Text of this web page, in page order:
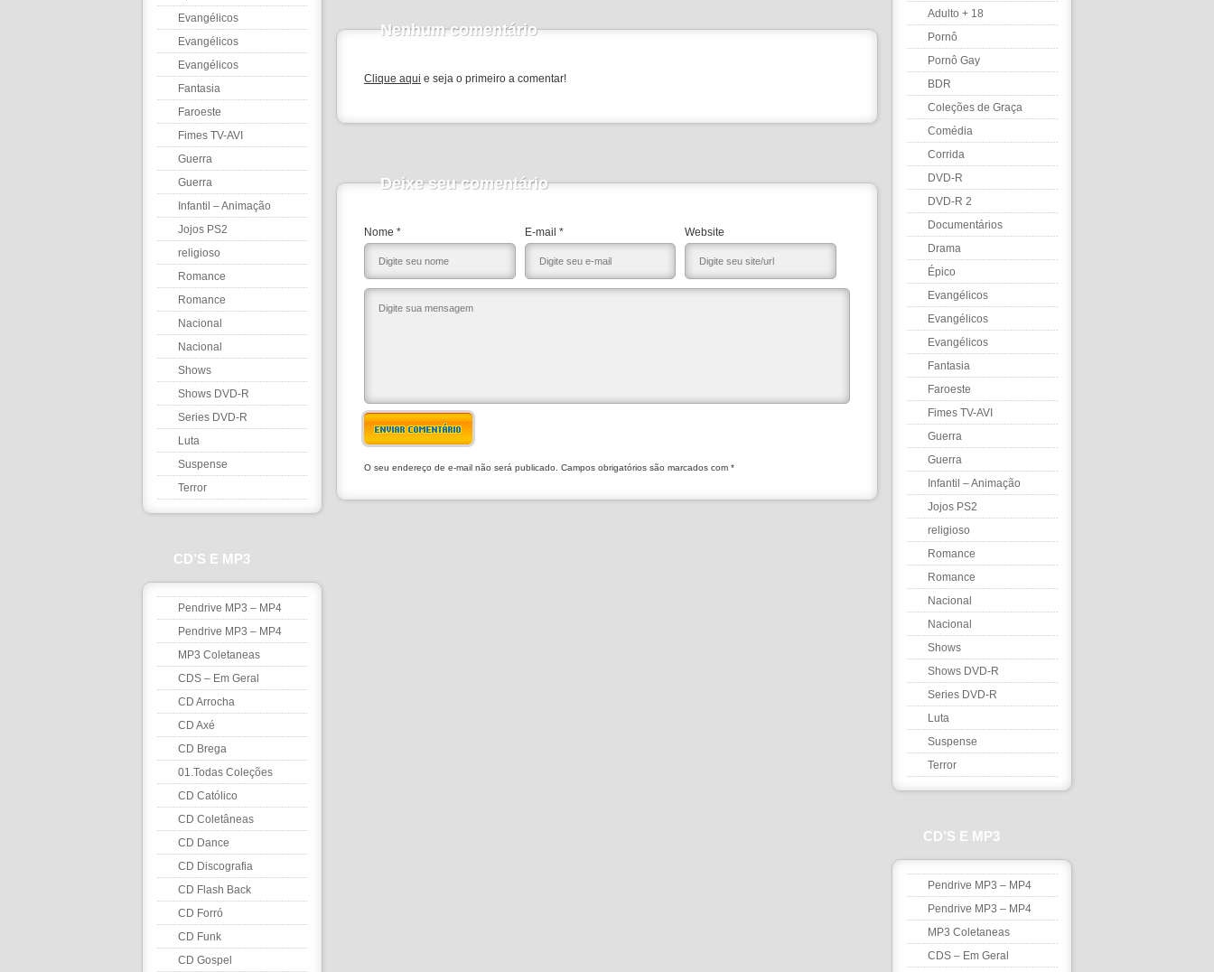
Evangélicos
Evangélicos
Evangélicos
Fantasia
Faroeste
Fimes TV-AVI
Guerra
Guerra
Infantil – Animação
Jojos PS2
religioso
Romance
Romance
Nacional
Nacional
Shows
Shows DVD-R
Series DVD-R
Luta
Suspense
Terror
CD’S E MP3
Pendrive MP3 – MP4
Pendrive MP3 – MP4
MP3 Coletaneas
CDS – Em Geral
CD Arrocha
CD Axé
CD Brega
01.Todas Coleções
CD Católico
CD Coletâneas
CD Dance
CD Discografia
CD Flash Back
CD Forró
CD Funk
CD Gospel
Nenhum comentário
Clique aqui e seja o primeiro a comentar!
Deixe seu comentário
Nome * E-mail * Website
ENVIAR COMENTÁRIO
O seu endereço de e-mail não será publicado. Campos obrigatórios são marcados com *
Adulto + 18
Pornô
Pornô Gay
BDR
Coleções de Graça
Comédia
Corrida
DVD-R
DVD-R 2
Documentários
Drama
Épico
Evangélicos
Evangélicos
Evangélicos
Fantasia
Faroeste
Fimes TV-AVI
Guerra
Guerra
Infantil – Animação
Jojos PS2
religioso
Romance
Romance
Nacional
Nacional
Shows
Shows DVD-R
Series DVD-R
Luta
Suspense
Terror
CD’S E MP3
Pendrive MP3 – MP4
Pendrive MP3 – MP4
MP3 Coletaneas
CDS – Em Geral